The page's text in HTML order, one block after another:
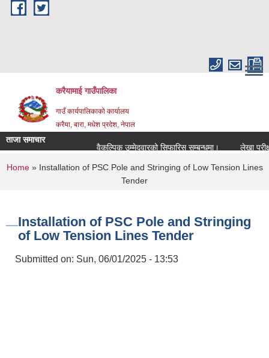
Skip to main content
करैयामाई गाउँपालिका
गाउँ कार्यपालिकाको कार्यालय
करैया, बारा, मधेश प्रदेश, नेपाल
ताजा समाचार
वैकल्पिक उम्मेदवारको सिफारिस सम्बन्धमा।
लेखा
You are here
Home» Installation of PSC Pole and Stringing of Low Tension Lines
Tender
Installation of PSC Pole and Stringing
of Low Tension Lines Tender
Submitted on: Sun, 06/01/2025 - 13:53